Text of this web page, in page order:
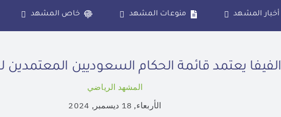
أخبار المشهد منوعات المشهد خاص المشهد
الفيفا يعتمد قائمة الحكام السعوديين المعتمدين لعام
المشهد الرياضي
الأربعاء, 18 ديسمبر, 2024